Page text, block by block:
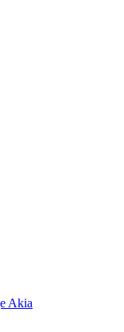
Akia